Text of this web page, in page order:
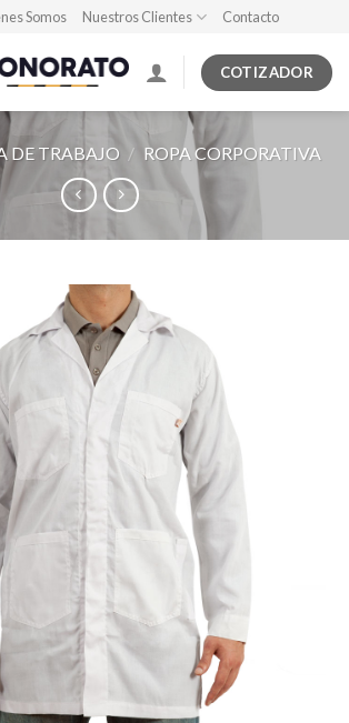
Somos Nuestros Clientes Contacto
COTIZADOR
DE TRABAJO / ROPA CORPORATIVA